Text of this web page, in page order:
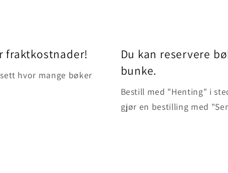
fraktkostnader!
hvor mange bøker
Du kan reservere
bunke.
Bestill med "Henting" i
gjør en bestilling med